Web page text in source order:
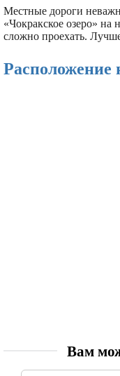
Местные дороги
«Чокракское озеро» на
сложно проехать.
Расположение
Вам